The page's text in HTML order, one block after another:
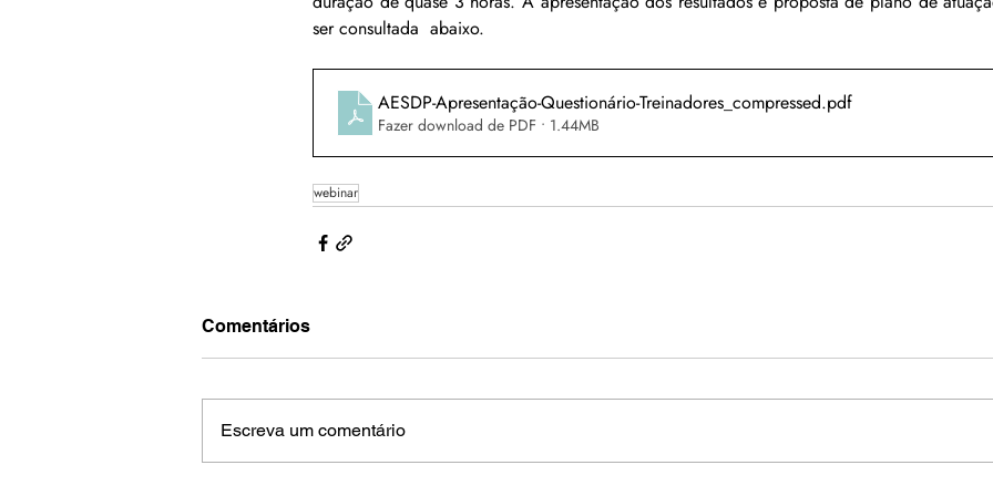
ser consultada  abaixo.
AESDP-Apresentação-Questionário-Treinadores_compressed.pdf
Fazer download de PDF • 1.44MB
webinar
Comentários
Escreva um comentário